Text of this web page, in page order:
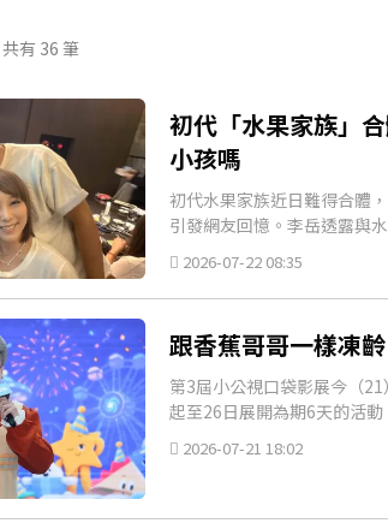
有 36 筆
初代「水果家族」
小孩嗎
初代水果家族近日難得合體
引發網友回憶。李岳透露與
2026-07-22 08:35
跟香蕉哥哥一樣凍
第3屆小公視口袋影展今（
起至26日展開為期6天的活動
2026-07-21 18:02